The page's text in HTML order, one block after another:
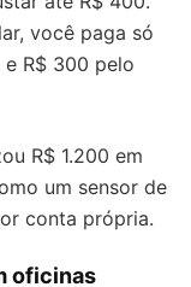
você paga só
R$ 300 pelo
R$ 1.200 em
um sensor de
conta própria.
oficinas